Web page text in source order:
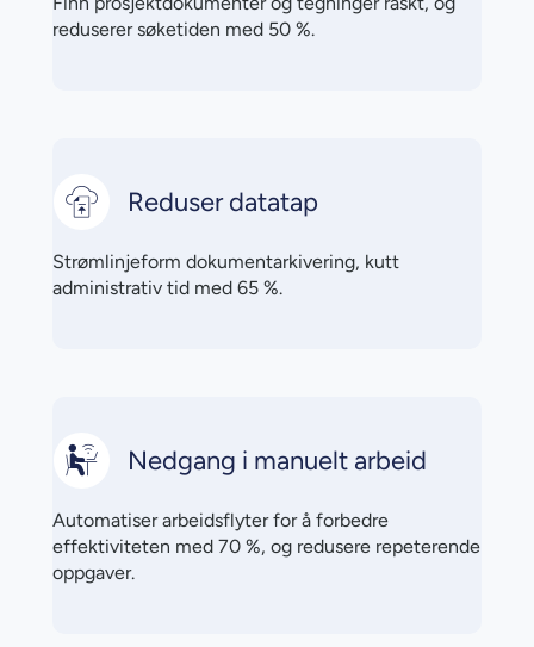
reduserer søketiden med 50 %.
Reduser datatap
Strømlinjeform dokumentarkivering, kutt
administrativ tid med 65 %.
Nedgang i manuelt arbeid
Automatiser arbeidsflyter for å forbedre
effektiviteten med 70 %, og redusere repeterende
oppgaver.